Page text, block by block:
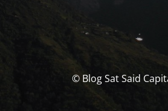
© Blog Sat Said